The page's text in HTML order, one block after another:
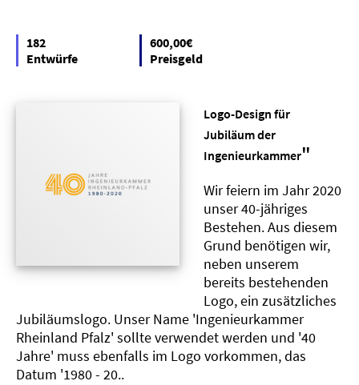
182
Entwürfe
600,00€
Preisgeld
Logo-Design für
Jubiläum der
Ingenieurkammer"
Wir feiern im Jahr 2020
unser 40-jähriges
Bestehen. Aus diesem
Grund benötigen wir,
neben unserem
bereits bestehenden
Logo, ein zusätzliches
Jubiläumslogo. Unser Name 'Ingenieurkammer
Rheinland Pfalz' sollte verwendet werden und '40
Jahre' muss ebenfalls im Logo vorkommen, das
Datum '1980 - 20..